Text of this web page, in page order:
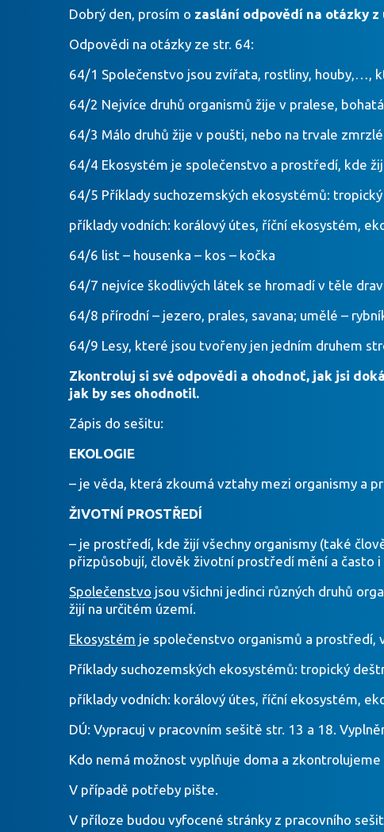
Dobrý den, prosím o zaslání odpovědí na otázky z
Odpovědi na otázky ze str. 64:
64/1 Společenstvo jsou zvířata, rostliny, houby,…,
64/2 Nejvíce druhů organismů žije v pralese,
64/3 Málo druhů žije v poušti, nebo na trvale
64/4 Ekosystém je společenstvo a prostředí, kde
64/5 Příklady suchozemských ekosystémů:
příklady vodních: korálový útes, říční ekosystém,
64/6 list – housenka – kos – kočka
64/7 nejvíce škodlivých látek se hromadí v těle
64/8 přírodní – jezero, prales, savana; umělé –
64/9 Lesy, které jsou tvořeny jen jedním druhem
Zkontroluj si své odpovědi a ohodnoť, jak jsi
jak by ses ohodnotil.
Zápis do sešitu:
EKOLOGIE
– je věda, která zkoumá vztahy mezi organismy a
ŽIVOTNÍ PROSTŘEDÍ
– je prostředí, kde žijí všechny organismy (také
přizpůsobují, člověk životní prostředí mění a často i
Společenstvo jsou všichni jedinci různých druhů
žijí na určitém území.
Ekosystém je společenstvo organismů a prostředí,
Příklady suchozemských ekosystémů: tropický
příklady vodních: korálový útes, říční ekosystém,
DÚ: Vypracuj v pracovním sešitě str. 13 a 18.
Kdo nemá možnost vyplňuje doma a zkontrolujeme
V případě potřeby pište.
V příloze budou vyfocené stránky z pracovního